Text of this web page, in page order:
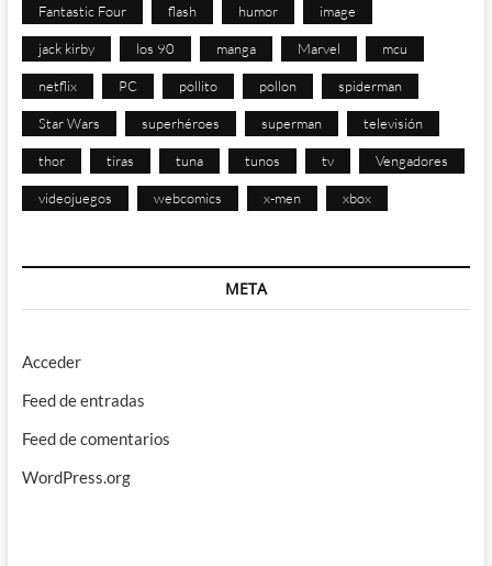
Fantastic Four flash humor image
jack kirby los 90 manga Marvel mcu
netflix PC pollito pollon spiderman
Star Wars superhéroes superman televisión
thor tiras tuna tunos tv Vengadores
videojuegos webcomics x-men xbox
META
Acceder
Feed de entradas
Feed de comentarios
WordPress.org